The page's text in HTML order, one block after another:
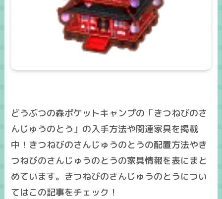
どうぶつの森ポケットキャンプの「きつねびのさ
んじゅうのとう」の入手方法や関連家具を掲載
中！きつねびのさんじゅうのとうの配置方法やき
つねびのさんじゅうのとうの家具情報を表にまと
めています。きつねびのさんじゅうのとうについ
てはこの記事をチェック！